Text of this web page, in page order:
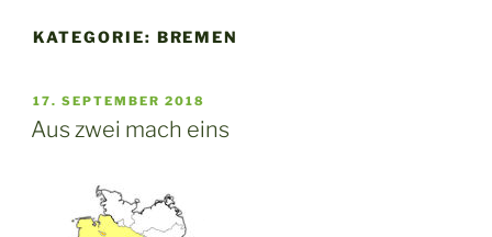
KATEGORIE: BREMEN
VERÖFFENTLICHT
AM
17. SEPTEMBER 2018
Aus zwei mach eins